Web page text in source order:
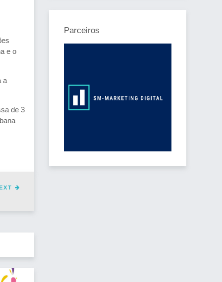
e o
a
de 3
Parceiros